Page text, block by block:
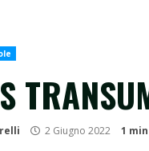
2 Giugno 2022 1